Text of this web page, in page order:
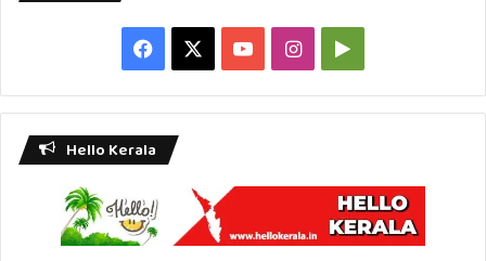
Facebook YouTubeInstagramGoogle
Play
Hello Kerala